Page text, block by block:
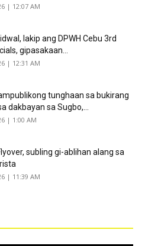
| 12:07 AM
lakip ang DPWH Cebu 3rd
gipasakaan...
| 12:31 AM
tunghaan sa bukirang
dakbayan sa Sugbo,...
| 1:00 AM
subling gi-ablihan alang sa
| 11:39 AM